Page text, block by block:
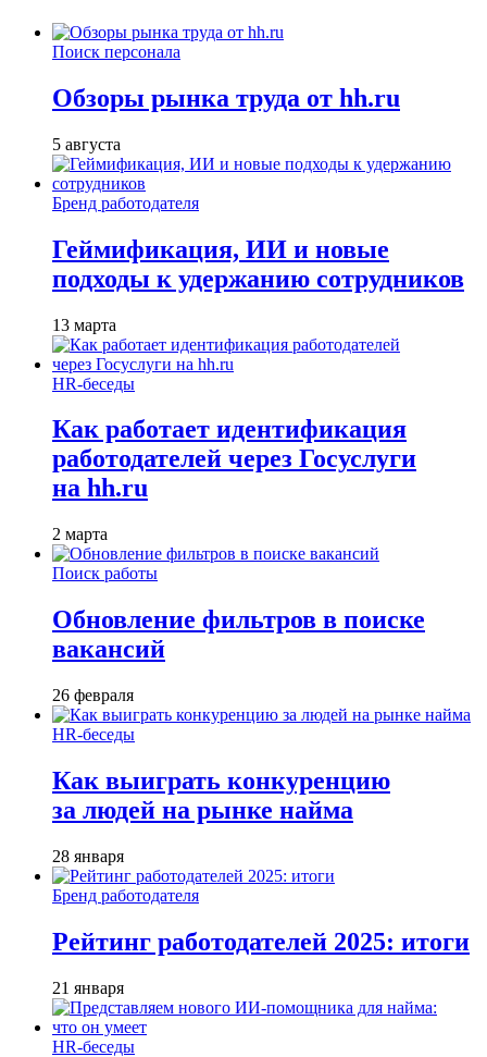
Поиск персонала
Обзоры рынка труда от hh.ru
5 августа
Бренд работодателя
Геймификация, ИИ и новые
подходы к удержанию сотрудников
13 марта
HR-беседы
Как работает идентификация
работодателей через Госуслуги
на hh.ru
2 марта
Поиск работы
Обновление фильтров в поиске
вакансий
26 февраля
HR-беседы
Как выиграть конкуренцию
за людей на рынке найма
28 января
Бренд работодателя
Рейтинг работодателей 2025: итоги
21 января
HR-беседы